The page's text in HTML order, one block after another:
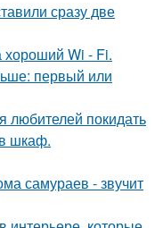
сразу две
хороший Wi - Fi.
первый или
любителей покидать
шкаф.
самураев - звучит